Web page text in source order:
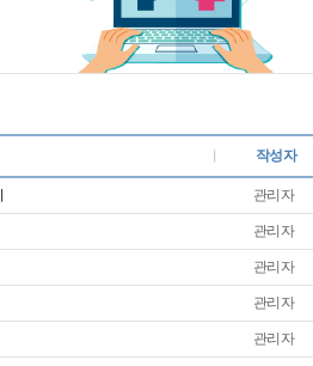
작성자
관리자
관리자
관리자
관리자
관리자